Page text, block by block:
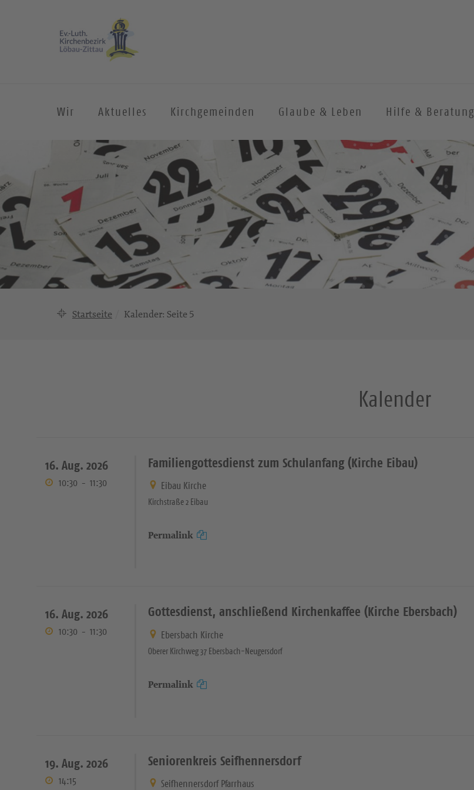
Wir Aktuelles Kirchgemeinden Glaube & Leben Hilfe & Beratung
Startseite Kalender: Seite 5
Kalender
16. Aug. 2026
10:30 - 11:30
Familiengottesdienst zum Schulanfang (Kirche Eibau)
Eibau Kirche
Kirchstraße 2 Eibau
Permalink
16. Aug. 2026
10:30 - 11:30
Gottesdienst, anschließend Kirchenkaffee (Kirche Ebersbach)
Ebersbach Kirche
Oberer Kirchweg 37 Ebersbach-Neugersdorf
Permalink
19. Aug. 2026
14:15
Seniorenkreis Seifhennersdorf
Seifhennersdorf Pfarrhaus